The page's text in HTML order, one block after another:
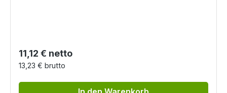
Regulärer Preis:
11,12 € netto
13,23 € brutto